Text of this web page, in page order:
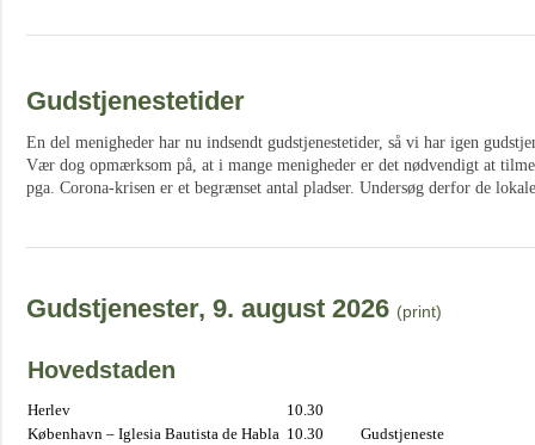
Gudstjenestetider
En del menigheder har nu indsendt gudstjenestetider, så vi har igen
Vær dog opmærksom på, at i mange menigheder er det nødvendigt at
pga. Corona-krisen er et begrænset antal pladser. Undersøg derfor de
Gudstjenester, 9. august 2026 (print)
Hovedstaden
Herlev
10.30
København – Iglesia Bautista de Habla 10.30 Gudstjeneste